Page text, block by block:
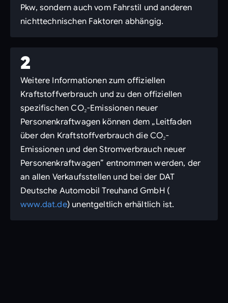
Pkw, sondern auch vom Fahrstil und anderen
nichttechnischen Faktoren abhängig.
2
Weitere Informationen zum offiziellen
Kraftstoffverbrauch und zu den offiziellen
spezifischen CO₂-Emissionen neuer
Personenkraftwagen können dem „Leitfaden
über den Kraftstoffverbrauch die CO₂-
Emissionen und den Stromverbrauch neuer
Personenkraftwagen” entnommen werden, der
an allen Verkaufsstellen und bei der DAT
Deutsche Automobil Treuhand GmbH (
www.dat.de) unentgeltlich erhältlich ist.